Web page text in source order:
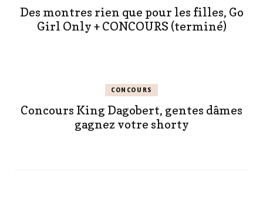
Des montres rien que pour les filles, Go
Girl Only + CONCOURS (terminé)
CONCOURS
Concours King Dagobert, gentes dâmes
gagnez votre shorty